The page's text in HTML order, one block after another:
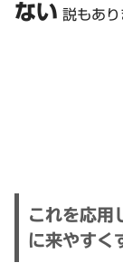
ない 説もあり
これを応用
に来やすく